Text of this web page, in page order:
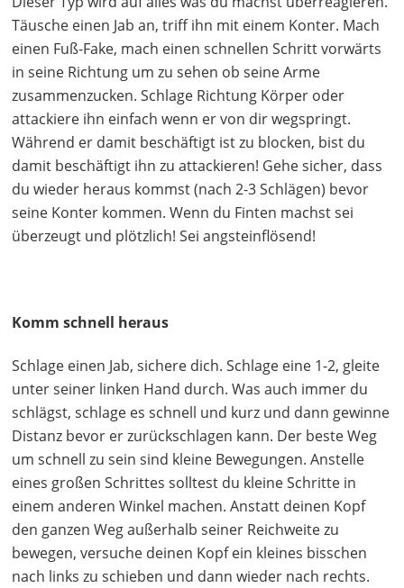
Täusche einen Jab an, triff ihn mit einem Konter. Mach
einen Fuß-Fake, mach einen schnellen Schritt vorwärts
in seine Richtung um zu sehen ob seine Arme
zusammenzucken. Schlage Richtung Körper oder
attackiere ihn einfach wenn er von dir wegspringt.
Während er damit beschäftigt ist zu blocken, bist du
damit beschäftigt ihn zu attackieren! Gehe sicher, dass
du wieder heraus kommst (nach 2-3 Schlägen) bevor
seine Konter kommen. Wenn du Finten machst sei
überzeugt und plötzlich! Sei angsteinflösend!
Komm schnell heraus
Schlage einen Jab, sichere dich. Schlage eine 1-2, gleite
unter seiner linken Hand durch. Was auch immer du
schlägst, schlage es schnell und kurz und dann gewinne
Distanz bevor er zurückschlagen kann. Der beste Weg
um schnell zu sein sind kleine Bewegungen. Anstelle
eines großen Schrittes solltest du kleine Schritte in
einem anderen Winkel machen. Anstatt deinen Kopf
den ganzen Weg außerhalb seiner Reichweite zu
bewegen, versuche deinen Kopf ein kleines bisschen
nach links zu schieben und dann wieder nach rechts.